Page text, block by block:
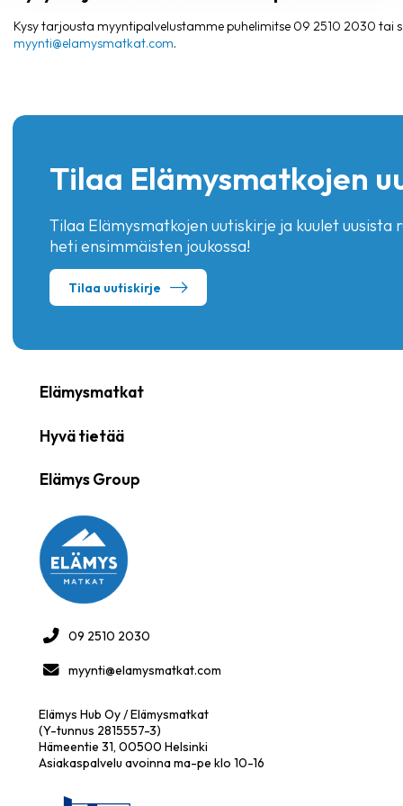
Kysy tarjousta myyntipalvelustamme puhelimitse 09 2510 2030 tai
myynti@elamysmatkat.com.
Tilaa Elämysmatkojen
Tilaa Elämysmatkojen uutiskirje ja kuulet uusista
heti ensimmäisten joukossa!
Tilaa uutiskirje
Elämysmatkat
Hyvä tietää
Elämys Group
09 2510 2030
myynti@elamysmatkat.com
Elämys Hub Oy / Elämysmatkat
(Y-tunnus 2815557-3)
Hämeentie 31, 00500 Helsinki
Asiakaspalvelu avoinna ma-pe klo 10-16